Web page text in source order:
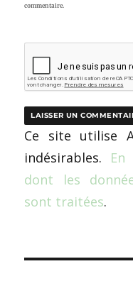
commentaire.
Ce site utilise
indésirables.
dont les
sont traitées.